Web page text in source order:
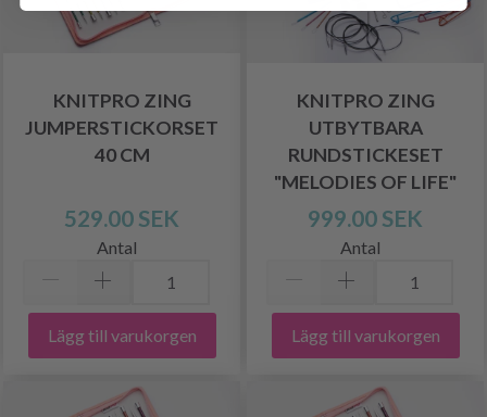
KNITPRO ZING
JUMPERSTICKORSET
40 CM
529.00 SEK
Antal
Lägg till varukorgen
KNITPRO ZING
UTBYTBARA
RUNDSTICKESET
"MELODIES OF LIFE"
999.00 SEK
Antal
Lägg till varukorgen